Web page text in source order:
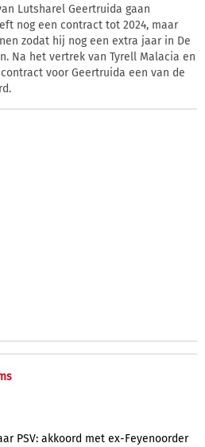
Lutsharel Geertruida gaan
nog een contract tot 2024, maar
zodat hij nog een extra jaar in De
Na het vertrek van Tyrell Malacia en
voor Geertruida een van de
PSV: akkoord met ex-Feyenoorder